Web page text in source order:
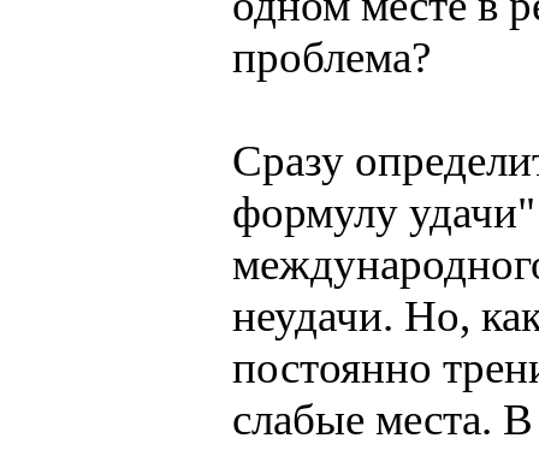
проблема?
Сразу
формулу
неудачи. Но,
постоянно
слабые места. В